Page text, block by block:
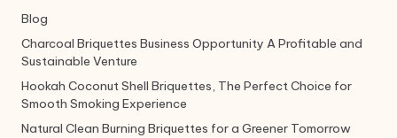
Blog
Charcoal Briquettes Business Opportunity A Profitable and
Sustainable Venture
Hookah Coconut Shell Briquettes, The Perfect Choice for
Smooth Smoking Experience
Natural Clean Burning Briquettes for a Greener Tomorrow